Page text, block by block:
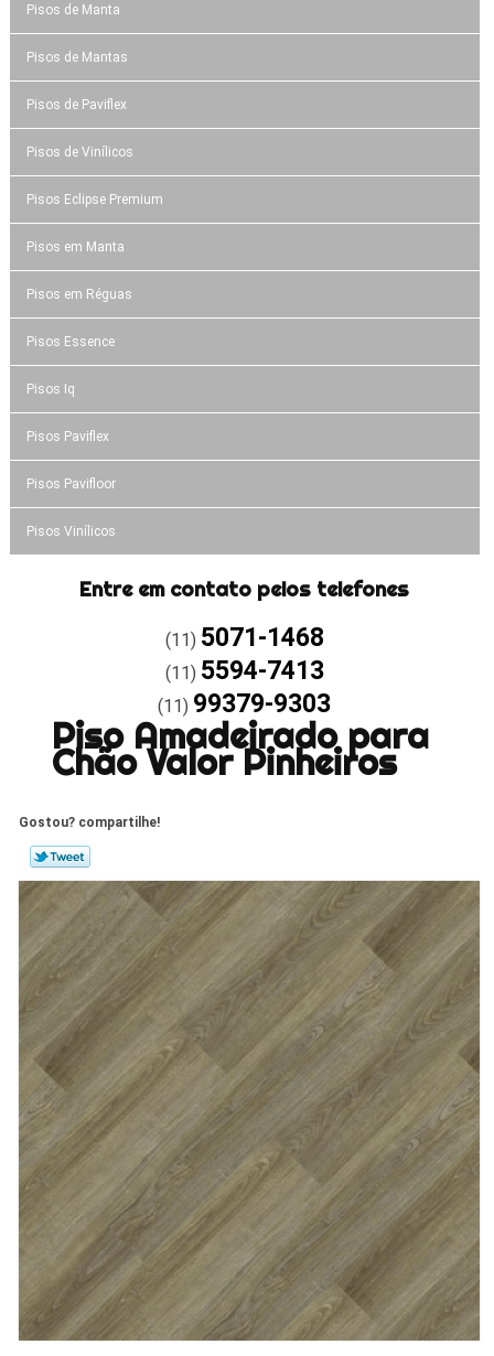
Pisos de Manta
Pisos de Mantas
Pisos de Paviflex
Pisos de Vinílicos
Pisos Eclipse Premium
Pisos em Manta
Pisos em Réguas
Pisos Essence
Pisos Iq
Pisos Paviflex
Pisos Pavifloor
Pisos Vinílicos
Entre em contato pelos telefones
(11) 5071-1468
(11) 5594-7413
(11) 99379-9303
Piso Amadeirado para
Chão Valor Pinheiros
Gostou? compartilhe!